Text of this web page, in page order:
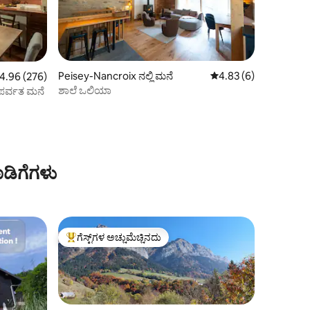
4.96 ಸರಾಸರಿ ರೇಟಿಂಗ್, 276 ವಿಮರ್ಶೆಗಳು
4.96 (276)
ಮನೆ
Peisey-Nancroix ನಲ್ಲಿ ಮನೆ 5 ರಲ್ಲಿ 4.83 ಸರಾಸರಿ
4.83 (6)
ಶಾಲೆ ಒಲಿಯಾ
ಗೆಸ್ಟ್‌ಗಳಿಗೆ ಅತಿ ಹೆಚ್ಚು ಅಚ್ಚುಮೆಚ್ಚಿನದು
ಗೆಸ್ಟ್‌ಗಳ ಅಚ್ಚುಮೆಚ್ಚಿನದು